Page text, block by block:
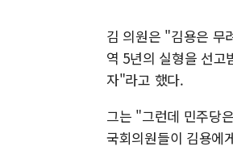
김 의원은 "김용은 무
역 5년의 실형을 선고
자"라고 했다.
그는 "그런데 민주당
국회의원들이 김용에